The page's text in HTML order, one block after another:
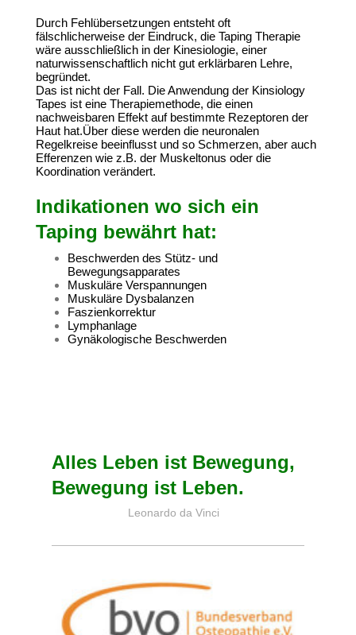
Durch Fehlübersetzungen entsteht oft
fälschlicherweise der Eindruck, die Taping Therapie
wäre ausschließlich in der Kinesiologie, einer
naturwissenschaftlich nicht gut erklärbaren Lehre,
begründet.
Das ist nicht der Fall. Die Anwendung der Kinsiology
Tapes ist eine Therapiemethode, die einen
nachweisbaren Effekt auf bestimmte Rezeptoren der
Haut hat.Über diese werden die neuronalen
Regelkreise beeinflusst und so Schmerzen, aber auch
Efferenzen wie z.B. der Muskeltonus oder die
Koordination verändert.
Indikationen wo sich ein
Taping bewährt hat:
Beschwerden des Stütz- und
Bewegungsapparates
Muskuläre Verspannungen
Muskuläre Dysbalanzen
Faszienkorrektur
Lymphanlage
Gynäkologische Beschwerden
Alles Leben ist Bewegung,
Bewegung ist Leben.
Leonardo da Vinci